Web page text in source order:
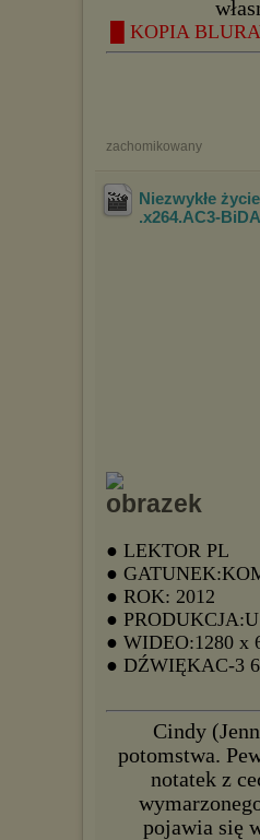
█ KOPIA
zachomikowany
Niezwykłe
.x264.AC3-BiDA
● LEKTOR PL
●
● ROK: 2012
●
● WIDEO:1280 x
● DŹWIĘKAC-3
Cindy
potomstwa.
notatek z
pojawia się